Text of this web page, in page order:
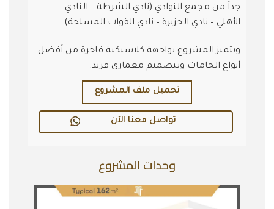
جداً من مجمع النوادي.(نادي الشرطة – النادي
الأهلي – نادي الجزيرة – نادي القوات المسلحة).
ويتميز المشروع بواجهة كلاسيكية فاخرة من أفضل
أنواع الخامات وبتصميم معماري فريد.
تحميل ملف المشروع
تواصل معنا الآن
وحدات المشروع